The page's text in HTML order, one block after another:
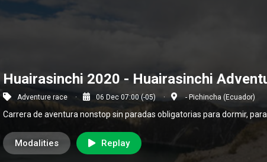
Huairasinchi 2020 - Huairasinchi
Adventure race 06 Dec 07:00 (-05) - Pichincha (Ecuador)
Carrera de aventura nonstop sin paradas obligatorias para dormir,
Modalities Replay